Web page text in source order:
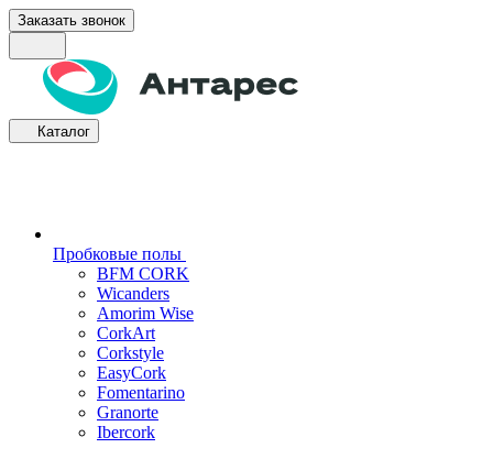
Заказать звонок
Каталог
Пробковые полы
BFM CORK
Wicanders
Amorim Wise
CorkArt
Corkstyle
EasyCork
Fomentarino
Granorte
Ibercork